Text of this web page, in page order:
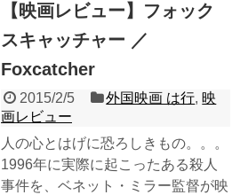
【映画レビュー】フォック
スキャッチャー ／
Foxcatcher
2015/2/5 外国映画 は行, 映
画レビュー
人の心とはげに恐ろしきもの。。。
1996年に実際に起こったある殺人
事件を、ベネット・ミラー監督が映